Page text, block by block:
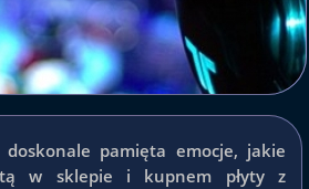
doskonale pamięta emocje, jakie
w sklepie i kupnem płyty z